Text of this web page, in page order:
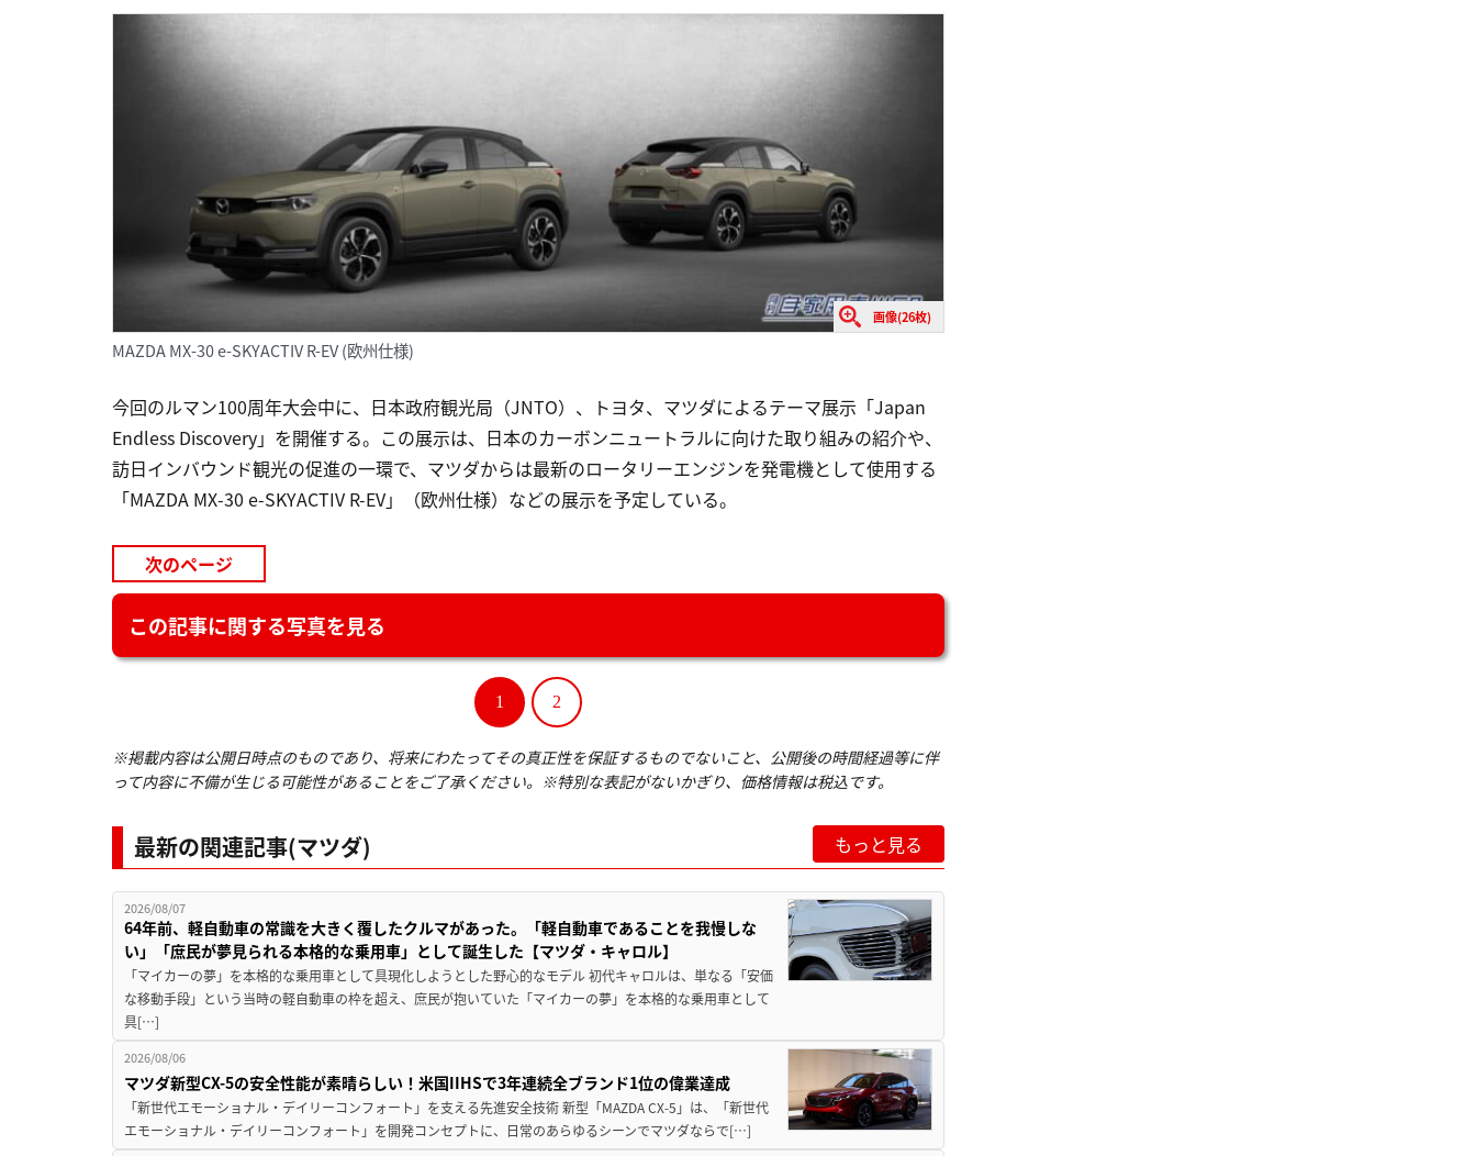
画像(26枚)
MAZDA MX-30 e-SKYACTIV R-EV (欧州仕様)
今回のルマン100周年大会中に、日本政府観光局（JNTO）、トヨタ、マツダによるテーマ展示「Japan
Endless Discovery」を開催する。この展示は、日本のカーボンニュートラルに向けた取り組みの紹介や、
訪日インバウンド観光の促進の一環で、マツダからは最新のロータリーエンジンを発電機として使用する
「MAZDA MX-30 e-SKYACTIV R-EV」（欧州仕様）などの展示を予定している。
次のページ
この記事に関する写真を見る
1 2
※掲載内容は公開日時点のものであり、将来にわたってその真正性を保証するものでないこと、公開後の時間経過等に伴
って内容に不備が生じる可能性があることをご了承ください。※特別な表記がないかぎり、価格情報は税込です。
最新の関連記事(マツダ) もっと見る
2026/08/07
64年前、軽自動車の常識を大きく覆したクルマがあった。「軽自動車であることを我慢しな
い」「庶民が夢見られる本格的な乗用車」として誕生した【マツダ・キャロル】
「マイカーの夢」を本格的な乗用車として具現化しようとした野心的なモデル 初代キャロルは、単なる「安価
な移動手段」という当時の軽自動車の枠を超え、庶民が抱いていた「マイカーの夢」を本格的な乗用車として
具[…]
2026/08/06
マツダ新型CX-5の安全性能が素晴らしい！米国IIHSで3年連続全ブランド1位の偉業達成
「新世代エモーショナル・デイリーコンフォート」を支える先進安全技術 新型「MAZDA CX-5」は、「新世代
エモーショナル・デイリーコンフォート」を開発コンセプトに、日常のあらゆるシーンでマツダならで[…]